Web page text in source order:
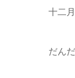
十二
だん